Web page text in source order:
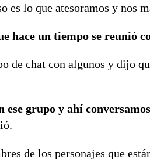
es lo que atesoramos y nos
hace un tiempo se reunió
de chat con algunos y dijo
ese grupo y ahí
de los personajes que